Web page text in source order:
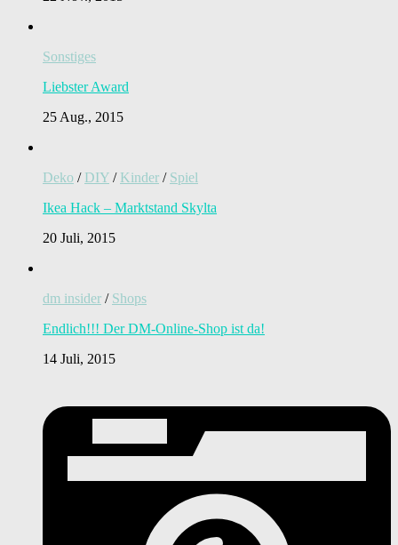
Sonstiges
Liebster Award
25 Aug., 2015
Deko / DIY / Kinder / Spiel
Ikea Hack – Marktstand Skylta
20 Juli, 2015
dm insider / Shops
Endlich!!! Der DM-Online-Shop ist da!
14 Juli, 2015